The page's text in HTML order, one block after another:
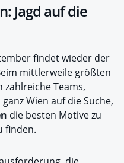
Jagd auf die
findet wieder der
mittlerweile größten
Teams,
Wien auf die Suche,
die besten Motive zu
finden.